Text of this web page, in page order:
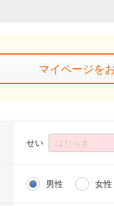
マイページを
せい
男性 女性